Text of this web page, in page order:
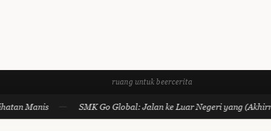
ruang untuk beercerita
SMK Go Global: Jalan ke Luar Negeri yang (Akhirnya)